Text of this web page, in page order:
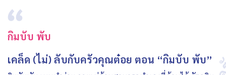
กิมบับ พับ
เคล็ด (ไม่) ลับกับครัวคุณต๋อย ตอน “กิมบับ พับ”